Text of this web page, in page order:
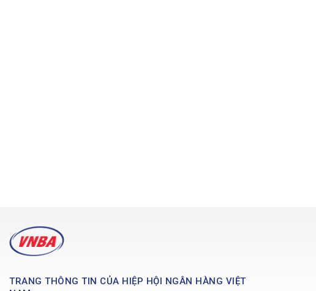
TRANG THÔNG TIN CỦA HIỆP HỘI NGÂN HÀNG VIỆT